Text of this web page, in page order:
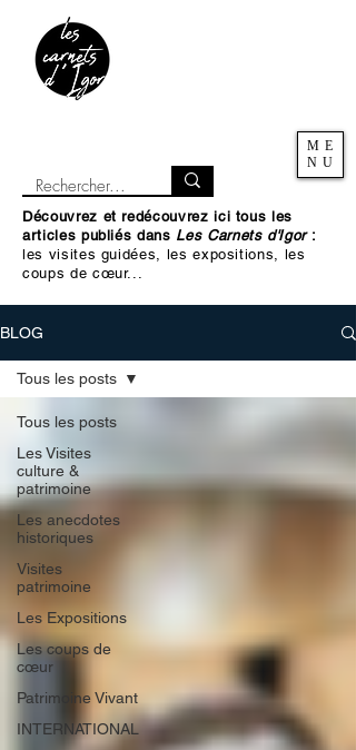
ME
NU
Découvrez et redécouvrez ici tous les
articles publiés dans Les Carnets d'Igor :
les visites guidées, les expositions, les
coups de cœur...
BLOG
Tous les posts
Les Visites
culture &
patrimoine
Les anecdotes
historiques
Visites
patrimoine
Les Expositions
Les coups de
cœur
Patrimoine Vivant
INTERNATIONAL
Tous les posts